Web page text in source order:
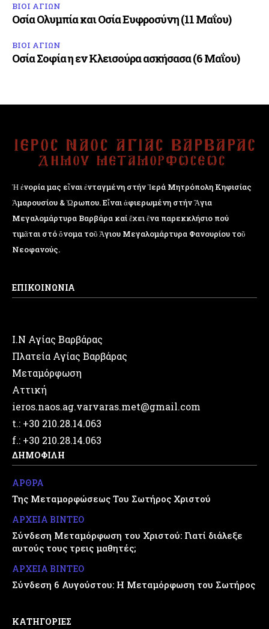
ΒΙΟΙ ΑΓΙΩΝ
Οσία Ολυμπία και Οσία Ευφροσύνη (11 Μαΐου)
ΒΙΟΙ ΑΓΙΩΝ
Οσία Σοφία η εν Κλεισούρα ασκήσασα (6 Μαΐου)
Ἡ ἐνορία μας εἶναι ἐνταγμένη στήν Ἱερά Μητρόπολη Κηφισίας
Ἁμαρουσίου & Ὠρωπου. Εἶναι ἀφιερωμένη στήν Ἅγια
Μεγαλομάρτυρα Βαρβάρα καί ἔχει ἕνα παρεκκλήσιο πού
τιμᾶται στό ὄνομα τοῦ Ἁγιου Μεγαλομάρτυρα Φανουρίου τοῦ
Νεοφανούς.
ΕΠΙΚΟΙΝΩΝΙΑ
Ι.Ν Αγίας Βαρβάρας
Πλατεία Αγίας Βαρβάρας
Μεταμόρφωση
Αττική
ieros.naos.ag.varvaras.met@gmail.com
t.: +30 210.28.14.063
f.: +30 210.28.14.063
ΔΗΜΟΦΙΛΗ
ΑΡΘΡΑ
Της Μεταμορφώσεως Του Σωτήρος Χριστού
ΑΡΧΕΙΑ ΒΙΝΤΕΟ
Σύνδεση Μεταμόρφωση του Χριστού: Γιατί διάλεξε
αυτούς τους τρεις μαθητές;
ΑΡΧΕΙΑ ΒΙΝΤΕΟ
Σύνδεση 6 Αυγούστου: Η Μεταμόρφωση του Σωτήρος
ΚΑΤΗΓΟΡΙΕΣ